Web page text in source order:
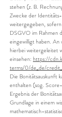
stehen (z. B.
Zwecke der
weitergegeben,
DSGVO im Rahmen
eingewilligt haben.
hierbei weitergeleitet
einsehen: https://
terms/0/de_de/
Die Bonitätsauskunft
enthalten (sog.
Ergebnis der
Grundlage in einem
mathematisch-